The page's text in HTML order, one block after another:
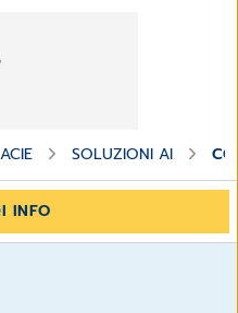
SOLUZIONI AI
INFO